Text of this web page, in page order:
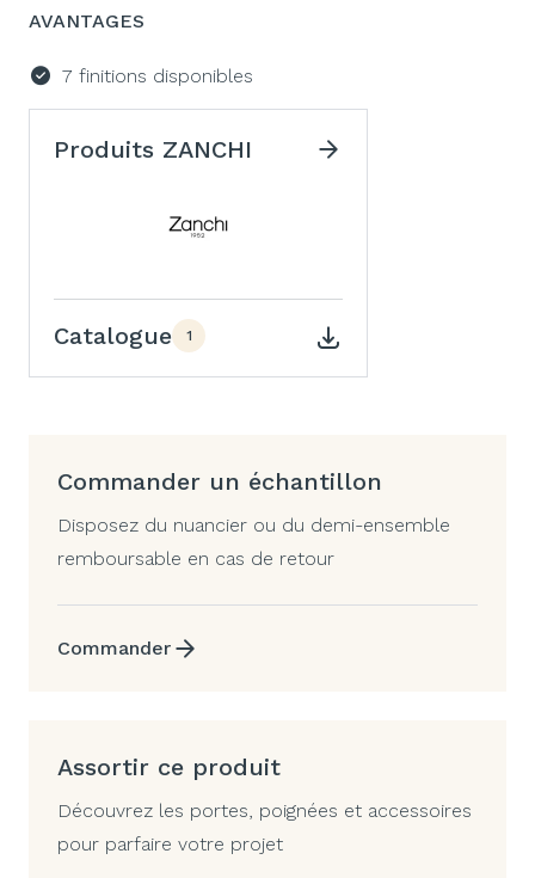
AVANTAGES
7 finitions disponibles
Produits ZANCHI
Catalogue 1
Commander un échantillon
Disposez du nuancier ou du demi-ensemble
remboursable en cas de retour
Commander
Assortir ce produit
Découvrez les portes, poignées et accessoires
pour parfaire votre projet